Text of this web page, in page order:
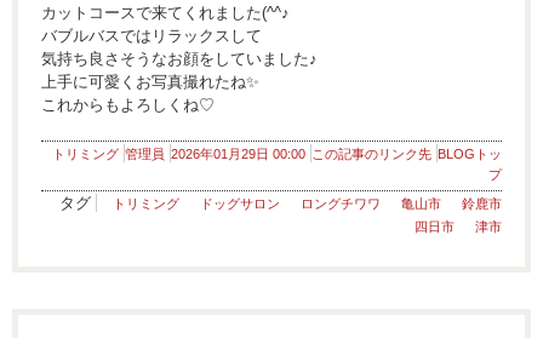
カットコースで来てくれました(^^♪
バブルバスではリラックスして
気持ち良さそうなお顔をしていました♪
上手に可愛くお写真撮れたね✨
これからもよろしくね♡
トリミング 管理員 2026年01月29日 00:00 この記事のリンク先 BLOGトッ
プ
タグ トリミング ドッグサロン ロングチワワ 亀山市
鈴鹿市
四日市
津市